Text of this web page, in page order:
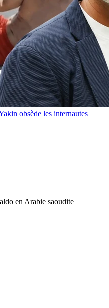
obsède les internautes
en Arabie saoudite